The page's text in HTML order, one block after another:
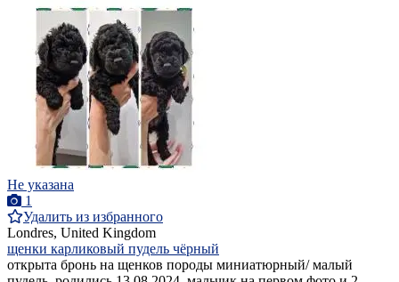
Не указана
1
Удалить из избранного
Londres, United Kingdom
щенки карликовый пудель чёрный
открыта бронь на щенков породы миниатюрный/ малый